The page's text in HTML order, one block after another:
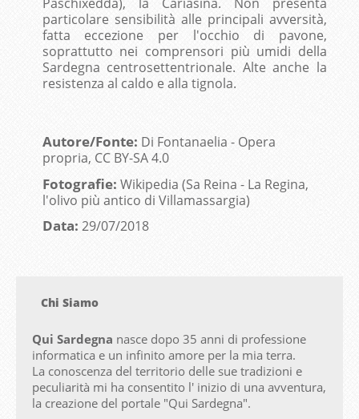
particolare sensibilità alle principali avversità,
fatta eccezione per l'occhio di pavone,
soprattutto nei comprensori più umidi della
Sardegna centrosettentrionale. Alte anche la
resistenza al caldo e alla tignola.
Autore/Fonte: Di Fontanaelia - Opera
propria, CC BY-SA 4.0
Fotografie: Wikipedia (Sa Reina - La Regina,
l'olivo più antico di Villamassargia)
Data: 29/07/2018
Chi Siamo
Qui Sardegna nasce dopo 35 anni di professione
informatica e un infinito amore per la mia terra.
La conoscenza del territorio delle sue tradizioni e
peculiarità mi ha consentito l' inizio di una avventura,
la creazione del portale "Qui Sardegna".